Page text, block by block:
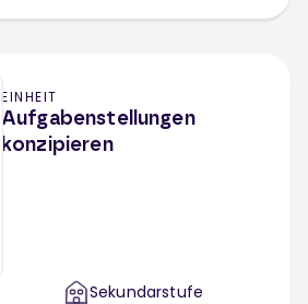
EINHEIT
Aufgabenstellungen
konzipieren
Sekundarstufe